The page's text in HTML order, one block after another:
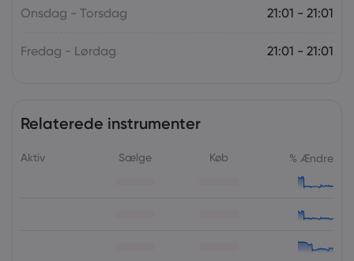
Onsdag - Torsdag 21:01 - 21:01
Fredag - Lørdag 21:01 - 21:01
Relaterede instrumenter
Aktiv Sælge Køb % Ændre